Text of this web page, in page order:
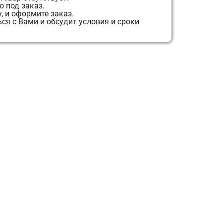
под заказ.
и оформите заказ.
с Вами и обсудит условия и сроки